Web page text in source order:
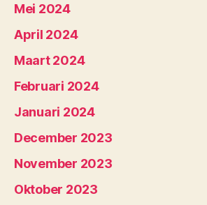
Mei 2024
April 2024
Maart 2024
Februari 2024
Januari 2024
December 2023
November 2023
Oktober 2023